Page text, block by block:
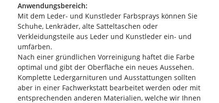
Anwendungsbereich:
Mit dem Leder- und Kunstleder Farbsprays können Sie
Schuhe, Lenkräder, alte Satteltaschen oder
Verkleidungsteile aus Leder und Kunstleder ein- und
umfärben.
Nach einer gründlichen Vorreinigung haftet die Farbe
optimal und gibt der Oberfläche ein neues Aussehen.
Komplette Ledergarnituren und Ausstattungen sollten
aber in einer Fachwerkstatt bearbeitet werden oder mit
entsprechenden anderen Materialien, welche wir Ihnen